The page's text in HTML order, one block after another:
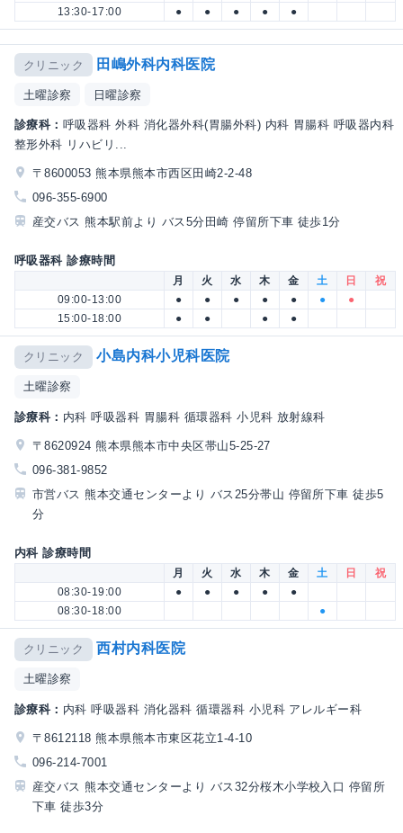
13:30-17:00
● ● ● ● ●
クリニック 田嶋外科内科医院
土曜診察 日曜診察
診療科： 呼吸器科 外科 消化器外科(胃腸外科) 内科 胃腸科 呼吸器内科
整形外科 リハビリ...
〒8600053 熊本県熊本市西区田崎2-2-48
096-355-6900
産交バス 熊本駅前より バス5分田崎 停留所下車 徒歩1分
呼吸器科 診療時間
月 火 水 木 金 土 日
祝
09:00-13:00
● ● ● ● ● ●
●
15:00-18:00
● ● ● ●
クリニック 小島内科小児科医院
土曜診察
診療科： 内科 呼吸器科 胃腸科 循環器科 小児科 放射線科
〒8620924 熊本県熊本市中央区帯山5-25-27
096-381-9852
市営バス 熊本交通センターより バス25分帯山 停留所下車 徒歩5
分
内科 診療時間
月 火 水 木 金 土 日
祝
08:30-19:00
● ● ● ●
●
08:30-18:00
●
クリニック 西村内科医院
土曜診察
診療科： 内科 呼吸器科 消化器科 循環器科 小児科 アレルギー科
〒8612118 熊本県熊本市東区花立1-4-10
096-214-7001
産交バス 熊本交通センターより バス32分桜木小学校入口 停留所
下車 徒歩3分